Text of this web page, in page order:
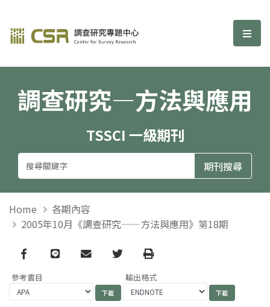
調查研究—方法與應用期刊 選
調查研究—方法與應用
TSSCI 一級期刊
Home
各期內容
2005年10月《調查研究——方法與應用》第18期
Facebook
line email TwitterPrint
參考書目 輸出格式